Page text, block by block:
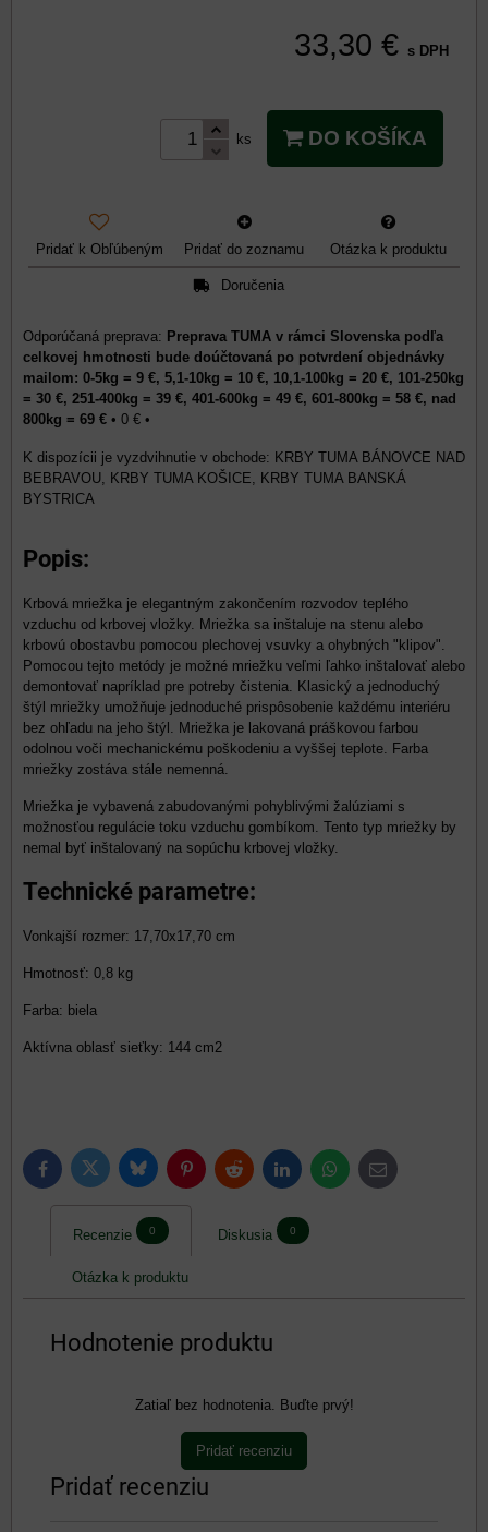
33,30 € s DPH
ks DO KOŠÍKA
Pridať k Obľúbeným Pridať do zoznamu Otázka k produktu
Doručenia
Preprava TUMA v rámci Slovenska podľa
celkovej hmotnosti bude doúčtovaná po potvrdení objednávky
mailom: 0-5kg = 9 €, 5,1-10kg = 10 €, 10,1-100kg = 20 €, 101-250kg
= 30 €, 251-400kg = 39 €, 401-600kg = 49 €, 601-800kg = 58 €, nad
800kg = 69 € • 0 € •
KRBY TUMA BÁNOVCE NAD
BEBRAVOU, KRBY TUMA KOŠICE, KRBY TUMA BANSKÁ
BYSTRICA
Popis:
Krbová mriežka je elegantným zakončením rozvodov teplého
vzduchu od krbovej vložky. Mriežka sa inštaluje na stenu alebo
krbovú obostavbu pomocou plechovej vsuvky a ohybných "klipov".
Pomocou tejto metódy je možné mriežku veľmi ľahko inštalovať alebo
demontovať napríklad pre potreby čistenia. Klasický a jednoduchý
štýl mriežky umožňuje jednoduché prispôsobenie každému interiéru
bez ohľadu na jeho štýl. Mriežka je lakovaná práškovou farbou
odolnou voči mechanickému poškodeniu a vyššej teplote. Farba
mriežky zostáva stále nemenná.
Mriežka je vybavená zabudovanými pohyblivými žalúziami s
možnosťou regulácie toku vzduchu gombíkom. Tento typ mriežky by
nemal byť inštalovaný na sopúchu krbovej vložky.
Technické parametre:
Vonkajší rozmer: 17,70x17,70 cm
Hmotnosť: 0,8 kg
Farba: biela
Aktívna oblasť sieťky: 144 cm2
FacebookTwitter BlueskyPinterestReddit LinkedInWhatsApp
E-
mail
Recenzie 0 Diskusia 0
Otázka k produktu
Hodnotenie produktu
Zatiaľ bez hodnotenia. Buďte prvý!
Pridať recenziu
Pridať recenziu